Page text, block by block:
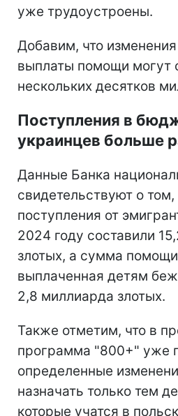
уже трудоустроены.
Добавим, что
выплаты помощи могут
нескольких десятков
Поступления в
украинцев больше
Данные Банка
свидетельствуют о том,
поступления от
2024 году составили
злотых, а сумма
выплаченная детям
2,8 миллиарда злотых.
Также отметим, что в
программа "800+" уже
определенные
назначать только тем
которые учатся в